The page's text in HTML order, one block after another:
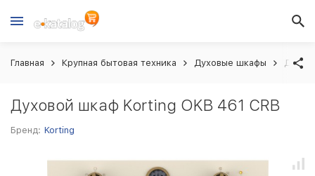
Главная Крупная бытовая техника Духовые шкафы
Духовой шкаф Korting OKB 461 CRB
Бренд: Korting